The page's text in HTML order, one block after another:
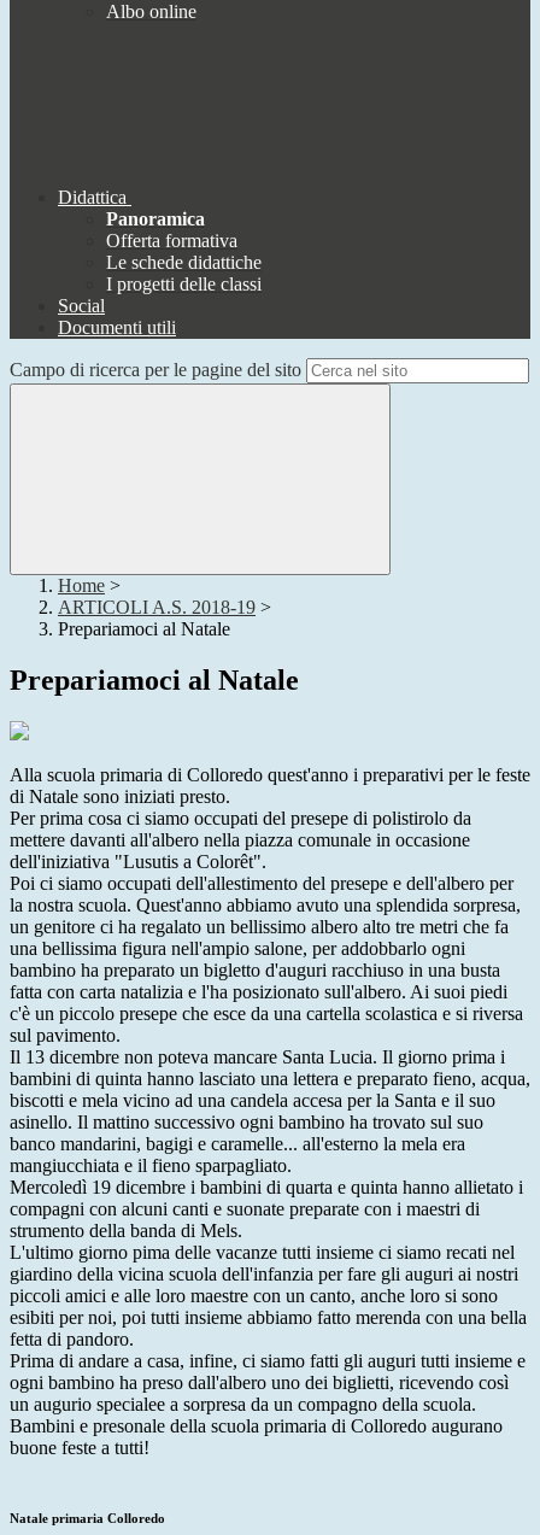
Albo online
Didattica
Panoramica
Offerta formativa
Le schede didattiche
I progetti delle classi
Social
Documenti utili
Campo di ricerca per le pagine del sito
Home >
ARTICOLI A.S. 2018-19 >
Prepariamoci al Natale
Prepariamoci al Natale
Alla scuola primaria di Colloredo quest'anno i preparativi per le feste
di Natale sono iniziati presto.
Per prima cosa ci siamo occupati del presepe di polistirolo da
mettere davanti all'albero nella piazza comunale in occasione
dell'iniziativa "Lusutis a Colorêt".
Poi ci siamo occupati dell'allestimento del presepe e dell'albero per
la nostra scuola. Quest'anno abbiamo avuto una splendida sorpresa,
un genitore ci ha regalato un bellissimo albero alto tre metri che fa
una bellissima figura nell'ampio salone, per addobbarlo ogni
bambino ha preparato un bigletto d'auguri racchiuso in una busta
fatta con carta natalizia e l'ha posizionato sull'albero. Ai suoi piedi
c'è un piccolo presepe che esce da una cartella scolastica e si riversa
sul pavimento.
Il 13 dicembre non poteva mancare Santa Lucia. Il giorno prima i
bambini di quinta hanno lasciato una lettera e preparato fieno, acqua,
biscotti e mela vicino ad una candela accesa per la Santa e il suo
asinello. Il mattino successivo ogni bambino ha trovato sul suo
banco mandarini, bagigi e caramelle... all'esterno la mela era
mangiucchiata e il fieno sparpagliato.
Mercoledì 19 dicembre i bambini di quarta e quinta hanno allietato i
compagni con alcuni canti e suonate preparate con i maestri di
strumento della banda di Mels.
L'ultimo giorno pima delle vacanze tutti insieme ci siamo recati nel
giardino della vicina scuola dell'infanzia per fare gli auguri ai nostri
piccoli amici e alle loro maestre con un canto, anche loro si sono
esibiti per noi, poi tutti insieme abbiamo fatto merenda con una bella
fetta di pandoro.
Prima di andare a casa, infine, ci siamo fatti gli auguri tutti insieme e
ogni bambino ha preso dall'albero uno dei biglietti, ricevendo così
un augurio specialee a sorpresa da un compagno della scuola.
Bambini e presonale della scuola primaria di Colloredo augurano
buone feste a tutti!
Natale primaria Colloredo